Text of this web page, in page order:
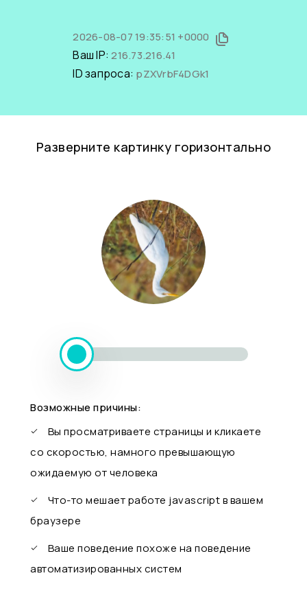
2026-08-07 19:35:51 +0000
Ваш IP:216.73.216.41
ID запроса: pZXVrbF4DGk1
Разверните картинку горизонтально
Возможные причины:
Вы просматриваете страницы и кликаете
со скоростью, намного превышающую
ожидаемую от человека
Что-то мешает работе javascript в вашем
браузере
Ваше поведение похоже на поведение
автоматизированных систем